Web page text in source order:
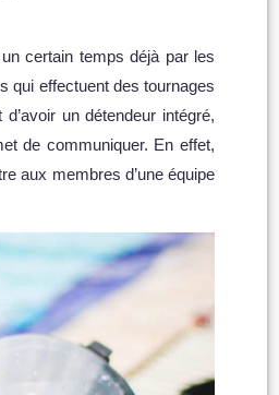
certain temps déjà par les
qui effectuent des tournages
un détendeur intégré,
de communiquer. En effet,
aux membres d’une équipe